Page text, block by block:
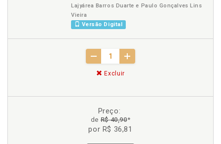
Lajyárea Barros Duarte e Paulo Gonçalves Lins
Vieira
Versão Digital
Excluir
Preço:
deR$ 40,90*
por R$ 36,81